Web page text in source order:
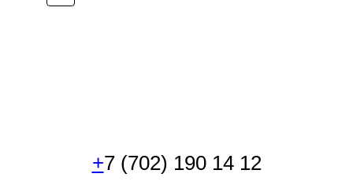
+7 (702) 190 14 12